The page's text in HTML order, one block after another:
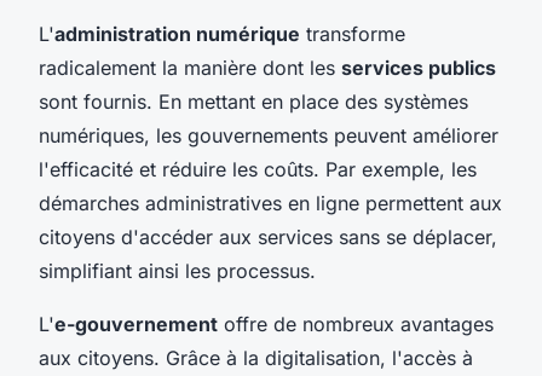
L'administration numérique transforme
radicalement la manière dont les services publics
sont fournis. En mettant en place des systèmes
numériques, les gouvernements peuvent améliorer
l'efficacité et réduire les coûts. Par exemple, les
démarches administratives en ligne permettent aux
citoyens d'accéder aux services sans se déplacer,
simplifiant ainsi les processus.
L'e-gouvernement offre de nombreux avantages
aux citoyens. Grâce à la digitalisation, l'accès à